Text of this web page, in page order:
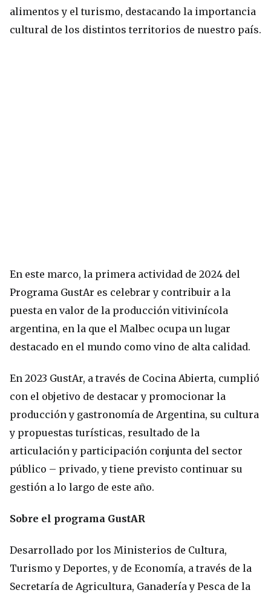
alimentos y el turismo, destacando la importancia
cultural de los distintos territorios de nuestro país.
En este marco, la primera actividad de 2024 del
Programa GustAr es celebrar y contribuir a la
puesta en valor de la producción vitivinícola
argentina, en la que el Malbec ocupa un lugar
destacado en el mundo como vino de alta calidad.
En 2023 GustAr, a través de Cocina Abierta, cumplió
con el objetivo de destacar y promocionar la
producción y gastronomía de Argentina, su cultura
y propuestas turísticas, resultado de la
articulación y participación conjunta del sector
público – privado, y tiene previsto continuar su
gestión a lo largo de este año.
Sobre el programa GustAR
Desarrollado por los Ministerios de Cultura,
Turismo y Deportes, y de Economía, a través de la
Secretaría de Agricultura, Ganadería y Pesca de la